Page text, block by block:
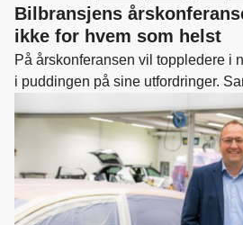
Medlemskap og fordeler,
Skade/lakk,Bilsalg,
Verksted, vedlikehold og
utvikling ,Bærekraft
Bilbransjens
ikke for hvem som helst
På årskonferansen vil toppledere i
i puddingen på sine utfordringer.
foredragsholdere snakke om
rekruttering – samt internasjonal
med at bilbransjen ikke er for hvem